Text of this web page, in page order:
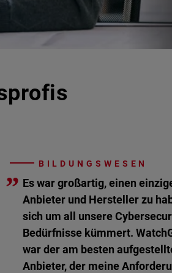
BILDUNGSWESEN
” Es war großartig, einen
Anbieter und Hersteller zu
sich um all unsere
Bedürfnisse kümmert.
war der am besten
Anbieter, der meine